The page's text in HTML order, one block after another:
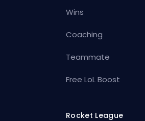
Wins
Coaching
Teammate
Free LoL Boost
Rocket League